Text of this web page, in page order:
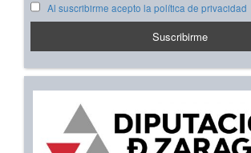
Al suscribirme acepto la política de privacidad